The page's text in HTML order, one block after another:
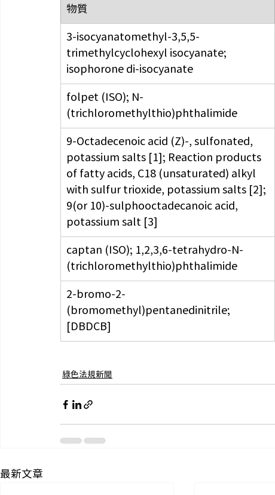
​物質
3-isocyanatomethyl-3,5,5-
trimethylcyclohexyl isocyanate;
isophorone di-isocyanate
folpet (ISO); N-
(trichloromethylthio)phthalimide
9-Octadecenoic acid (Z)-, sulfonated,
potassium salts [1]; Reaction products
of fatty acids, C18 (unsaturated) alkyl
with sulfur trioxide, potassium salts [2];
9(or 10)-sulphooctadecanoic acid,
potassium salt [3]
captan (ISO); 1,2,3,6-tetrahydro-N-
(trichloromethylthio)phthalimide
2-bromo-2-
(bromomethyl)pentanedinitrile;
[DBDCB]
綠色法規新聞
最新文章